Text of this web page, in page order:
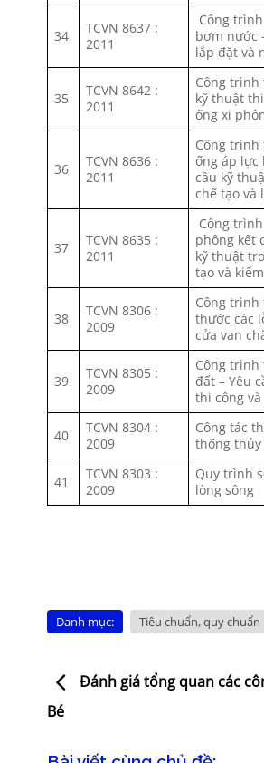
34
TCVN 8637 :
2011
Công
bơm nước
lắp đặt và
35
TCVN 8642 :
2011
Công trình
kỹ thuật
ống xi
36
TCVN 8636 :
2011
Công
ống áp lực
cầu kỹ
chế tạo và
37
TCVN 8635 :
2011
Công
phông kết
kỹ thuật
tạo và
38
TCVN 8306 :
2009
Công trình
thước các
cửa van
39
TCVN 8305 :
2009
Công trình
đất – Yêu
thi công
40
TCVN 8304 :
2009
Công tác
thống
41
TCVN 8303 :
2009
Quy trình
lòng sông
Danh mục: Tiêu chuẩn, quy chuẩn
Đánh giá tổng quan các
Bé